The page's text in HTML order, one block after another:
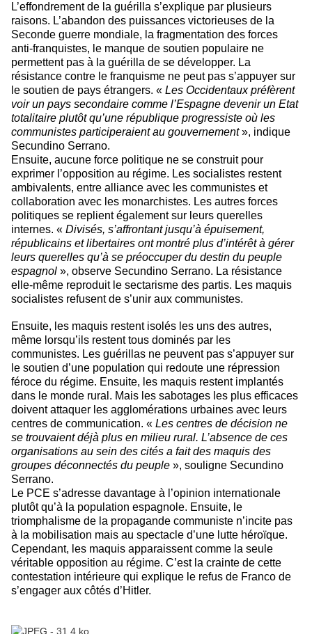
L’effondrement de la guérilla s’explique par plusieurs
raisons. L’abandon des puissances victorieuses de la
Seconde guerre mondiale, la fragmentation des forces
anti-franquistes, le manque de soutien populaire ne
permettent pas à la guérilla de se développer. La
résistance contre le franquisme ne peut pas s’appuyer sur
le soutien de pays étrangers. « Les Occidentaux préfèrent
voir un pays secondaire comme l’Espagne devenir un Etat
totalitaire plutôt qu’une république progressiste où les
communistes participeraient au gouvernement», indique
Secundino Serrano.
Ensuite, aucune force politique ne se construit pour
exprimer l’opposition au régime. Les socialistes restent
ambivalents, entre alliance avec les communistes et
collaboration avec les monarchistes. Les autres forces
politiques se replient également sur leurs querelles
internes. « Divisés, s’affrontant jusqu’à épuisement,
républicains et libertaires ont montré plus d’intérêt à gérer
leurs querelles qu’à se préoccuper du destin du peuple
espagnol », observe Secundino Serrano. La résistance
elle-même reproduit le sectarisme des partis. Les maquis
socialistes refusent de s’unir aux communistes.
Ensuite, les maquis restent isolés les uns des autres,
même lorsqu’ils restent tous dominés par les
communistes. Les guérillas ne peuvent pas s’appuyer sur
le soutien d’une population qui redoute une répression
féroce du régime. Ensuite, les maquis restent implantés
dans le monde rural. Mais les sabotages les plus efficaces
doivent attaquer les agglomérations urbaines avec leurs
centres de communication. « Les centres de décision ne
se trouvaient déjà plus en milieu rural. L’absence de ces
organisations au sein des cités a fait des maquis des
groupes déconnectés du peuple », souligne Secundino
Serrano.
Le PCE s’adresse davantage à l’opinion internationale
plutôt qu’à la population espagnole. Ensuite, le
triomphalisme de la propagande communiste n’incite pas
à la mobilisation mais au spectacle d’une lutte héroïque.
Cependant, les maquis apparaissent comme la seule
véritable opposition au régime. C’est la crainte de cette
contestation intérieure qui explique le refus de Franco de
s’engager aux côtés d’Hitler.